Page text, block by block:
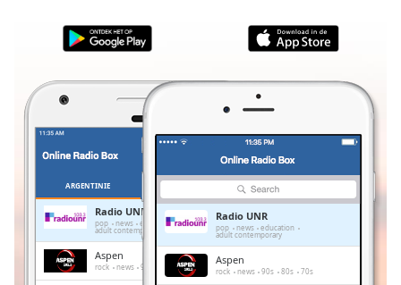
Duration-:-
0.00%
Stream
TypeLIVE
Seek to
LIVE
Remaining
Time-
ARGENTINIE
Radio UNR
pop news education
adult contemporary
Aspen
rock news 90s 70s
Radio UNR
pop news education
adult contemporary
Aspen
rock news 90s 80s 70s